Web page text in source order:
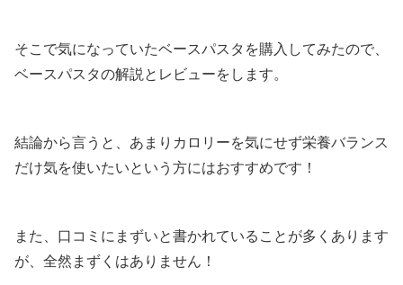
そこで気になっていたベースパスタを購入してみたので、
ベースパスタの解説とレビューをします。
結論から言うと、あまりカロリーを気にせず栄養バランス
だけ気を使いたいという方にはおすすめです！
また、口コミにまずいと書かれていることが多くあります
が、全然まずくはありません！